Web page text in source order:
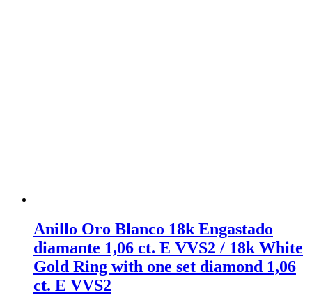
Anillo Oro Blanco 18k Engastado
diamante 1,06 ct. E VVS2 / 18k White
Gold Ring with one set diamond 1,06
ct. E VVS2